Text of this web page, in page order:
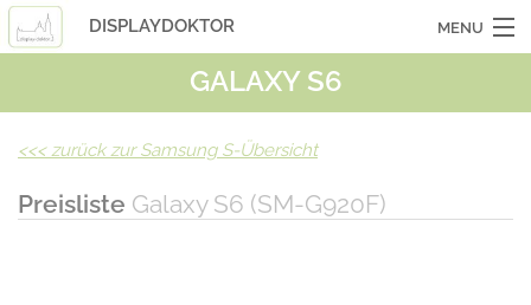
DISPLAYDOKTOR MENU
GALAXY S6
<<<zurück zur Samsung S-Übersicht
Preisliste Galaxy S6 (SM-G920F)